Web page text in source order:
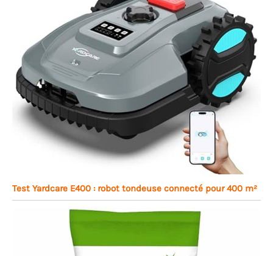
Test Yardcare E400 : robot tondeuse connecté pour 400 m²